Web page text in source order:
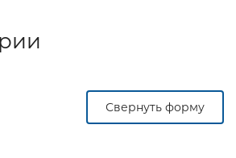
Свернуть форму